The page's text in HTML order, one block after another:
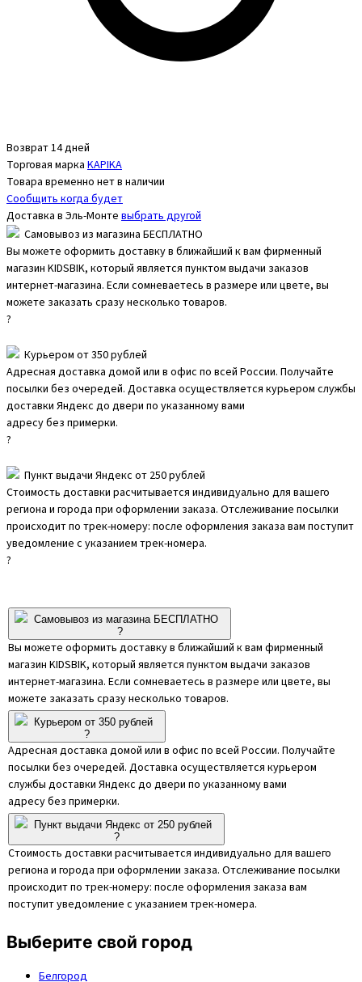
Возврат 14 дней
Торговая марка KAPIKA
Товара временно нет в наличии
Сообщить когда будет
Доставка в Эль-Монте выбрать другой
Самовывоз из магазина БЕСПЛАТНО
Вы можете оформить доставку в ближайший к вам фирменный
магазин KIDSBIK, который является пунктом выдачи заказов
интернет-магазина. Если сомневаетесь в размере или цвете, вы
можете заказать сразу несколько товаров.
?
Курьером от 350 рублей
Адресная доставка домой или в офис по всей России. Получайте
посылки без очередей. Доставка осуществляется курьером службы
доставки Яндекс до двери по указанному вами
адресу без примерки.
?
Пункт выдачи Яндекс от 250 рублей
Стоимость доставки расчитывается индивидуально для вашего
региона и города при оформлении заказа. Отслеживание посылки
происходит по трек-номеру: после оформления заказа вам поступит
уведомление с указанием трек-номера.
?
Самовывоз из магазина БЕСПЛАТНО
?
Вы можете оформить доставку в ближайший к вам фирменный
магазин KIDSBIK, который является пунктом выдачи заказов
интернет-магазина. Если сомневаетесь в размере или цвете, вы
можете заказать сразу несколько товаров.
Курьером от 350 рублей
?
Адресная доставка домой или в офис по всей России. Получайте
посылки без очередей. Доставка осуществляется курьером
службы доставки Яндекс до двери по указанному вами
адресу без примерки.
Пункт выдачи Яндекс от 250 рублей
?
Стоимость доставки расчитывается индивидуально для вашего
региона и города при оформлении заказа. Отслеживание посылки
происходит по трек-номеру: после оформления заказа вам
поступит уведомление с указанием трек-номера.
Выберите свой город
Белгород